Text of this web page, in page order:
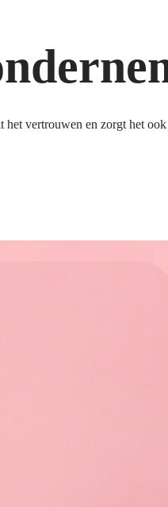
vertrouwen en zorgt het